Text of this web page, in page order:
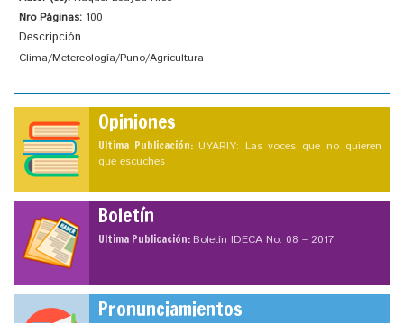
Nro Páginas: 100
Descripción
Clima/Metereología/Puno/Agricultura
Opiniones
Ultima Publicación: UYARIY: Las voces que no quieren
que escuches
Boletín
Ultima Publicación:Boletín IDECA No. 08 – 2017
Pronunciamientos